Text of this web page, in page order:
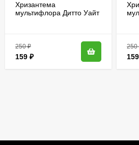
Хризантема
мультифлора Дитто Уайт
250₽
159 ₽
250
159